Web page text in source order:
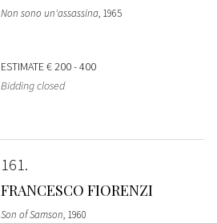
Non sono un'assassina, 1965
ESTIMATE€ 200 - 400
Bidding closed
161
FRANCESCO FIORENZI
Son of Samson, 1960